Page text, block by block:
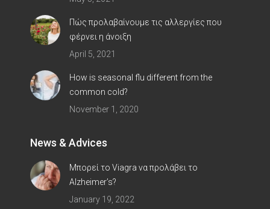
Πώς προλαβαίνουμε τις αλλεργίες που
φέρνει η άνοιξη
April 5, 2021
How is seasonal flu different from the
common cold?
November 1, 2020
News & Advices
Μπορεί το Viagra να προλάβει το
Alzheimer’s?
January 19, 2022